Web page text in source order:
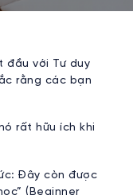
đầu với Tư duy
rằng các bạn
rất hữu ích khi
Đây còn được
(Beginner